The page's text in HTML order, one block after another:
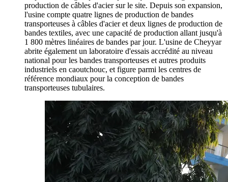
production de câbles d'acier sur le site. Depuis son expansion,
l'usine compte quatre lignes de production de bandes
transporteuses à câbles d'acier et deux lignes de production de
bandes textiles, avec une capacité de production allant jusqu'à
1 800 mètres linéaires de bandes par jour. L'usine de Cheyyar
abrite également un laboratoire d'essais accrédité au niveau
national pour les bandes transporteuses et autres produits
industriels en caoutchouc, et figure parmi les centres de
référence mondiaux pour la conception de bandes
transporteuses tubulaires.